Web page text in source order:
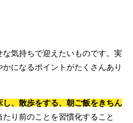
気持ちで迎えたいものです。実
になるポイントがたくさんあり
、散歩をする、朝ご飯をきちん
たり前のことを習慣化すること